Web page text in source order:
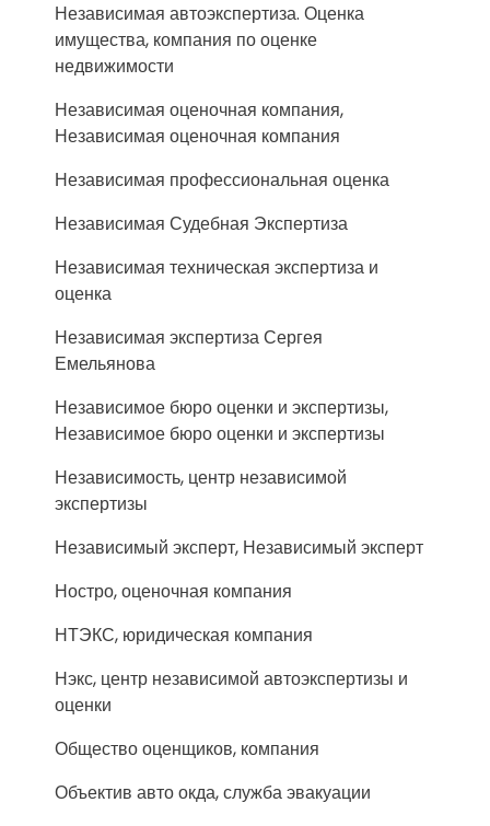
Независимая автоэкспертиза. Оценка
имущества, компания по оценке
недвижимости
Независимая оценочная компания,
Независимая оценочная компания
Независимая профессиональная оценка
Независимая Судебная Экспертиза
Независимая техническая экспертиза и
оценка
Независимая экспертиза Сергея
Емельянова
Независимое бюро оценки и экспертизы,
Независимое бюро оценки и экспертизы
Независимость, центр независимой
экспертизы
Независимый эксперт, Независимый эксперт
Ностро, оценочная компания
НТЭКС, юридическая компания
Нэкс, центр независимой автоэкспертизы и
оценки
Общество оценщиков, компания
Объектив авто окда, служба эвакуации